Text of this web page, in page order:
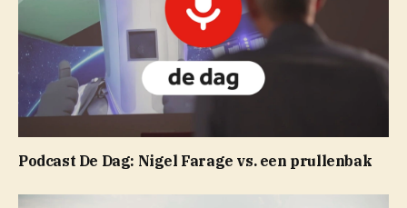
Podcast De Dag: Nigel Farage vs. een prullenbak